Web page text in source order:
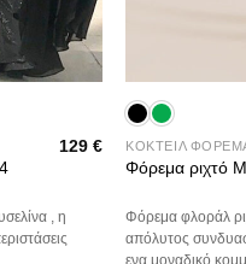
129 €
, η
ΚΟΚΤΕΙΛ
Φόρεμα ριχτό
Φόρεμα φλοράλ
απόλυτος
ενα μοναδικό